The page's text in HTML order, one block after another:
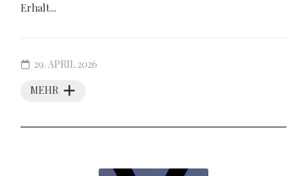
Erhalt...
MEHR
29. APRIL 2026